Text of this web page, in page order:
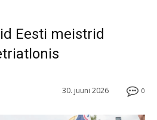
Eesti meistrid
0
30. juuni 2026